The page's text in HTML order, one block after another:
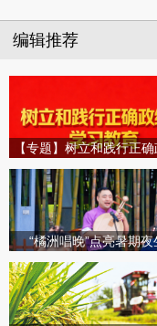
编辑推荐
“橘洲唱晚”点亮暑期夜